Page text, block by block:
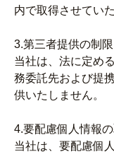
内で取得させてい
3.第三者提供の制限
当社は、法に定め
務委託先および提
供いたしません。
4.要配慮個人情報
当社は、要配慮個